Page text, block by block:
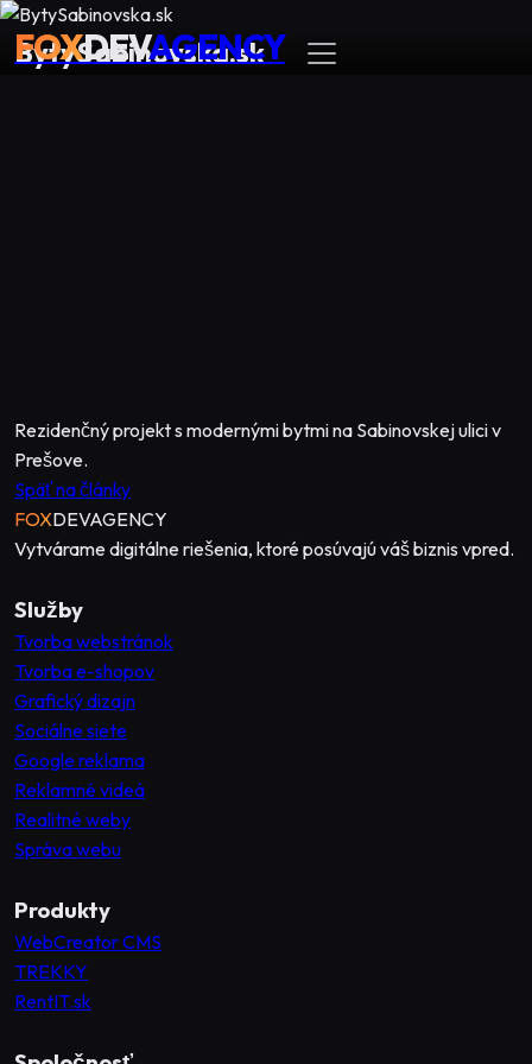
FOXDEVAGENCY
BytySabinovska.sk
Rezidenčný projekt s modernými bytmi na Sabinovskej ulici v
Prešove.
Späť na články
FOXDEVAGENCY
Vytvárame digitálne riešenia, ktoré posúvajú váš biznis vpred.
Služby
Tvorba webstránok
Tvorba e-shopov
Grafický dizajn
Sociálne siete
Google reklama
Reklamné videá
Realitné weby
Správa webu
Produkty
WebCreator CMS
TREKKY
RentIT.sk